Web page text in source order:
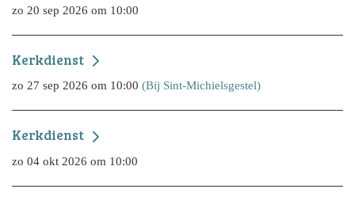
zo 20 sep 2026 om 10:00
Kerkdienst
zo 27 sep 2026 om 10:00 (Bij Sint-Michielsgestel)
Kerkdienst
zo 04 okt 2026 om 10:00